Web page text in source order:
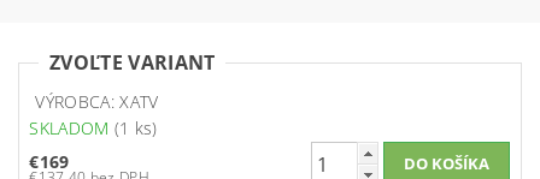
ZVOĽTE VARIANT
VÝROBCA: XATV
SKLADOM (1 ks)
€169